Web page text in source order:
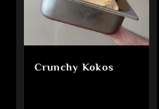
Crunchy Kokos